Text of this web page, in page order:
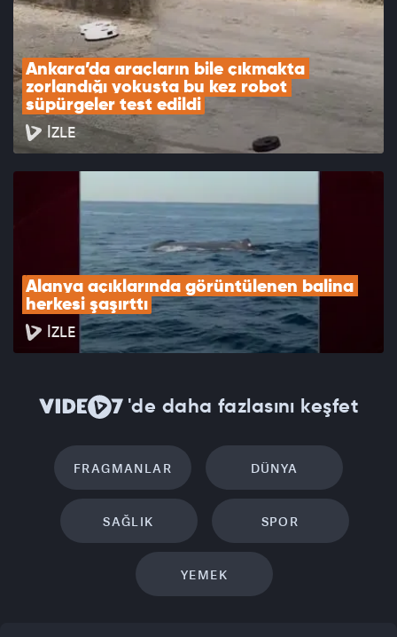
Ankara’da araçların bile çıkmakta
zorlandığı yokuşta bu kez robot
süpürgeler test edildi
İZLE
Alanya açıklarında görüntülenen balina
herkesi şaşırttı
İZLE
'de daha fazlasını keşfet
FRAGMANLAR DÜNYA
SAĞLIK SPOR
YEMEK